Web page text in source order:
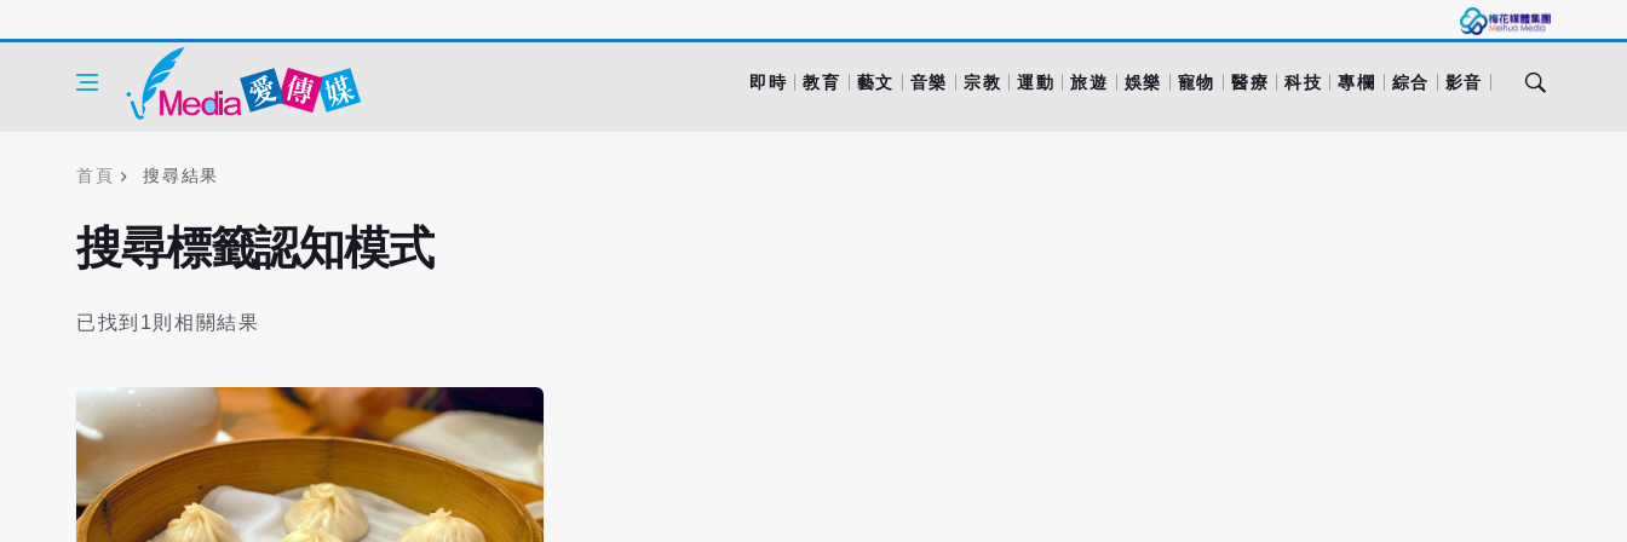
即時 教育 藝文 音樂 宗教 運動 旅遊 娛樂 寵物 醫療 科技 專欄 綜合 影音
首頁 搜尋結果
搜尋標籤認知模式
已找到1則相關結果